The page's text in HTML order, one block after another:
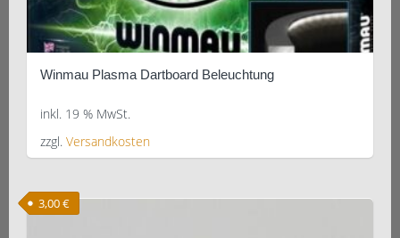
Winmau Plasma Dartboard Beleuchtung
inkl. 19 % MwSt.
zzgl. Versandkosten
3,00€